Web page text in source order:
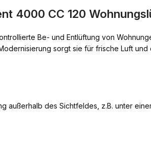
4000 CC 120
Be- und Entlüftung von
sorgt sie für frische Luft
außerhalb des Sichtfeldes, z.B. unter